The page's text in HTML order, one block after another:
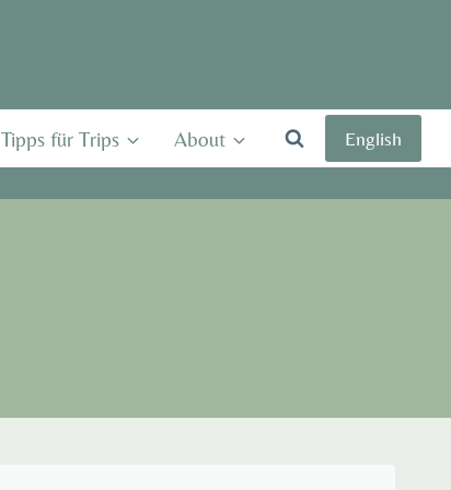
Tipps für Trips About English